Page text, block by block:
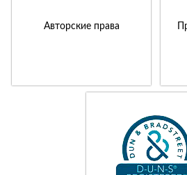
Авторские права